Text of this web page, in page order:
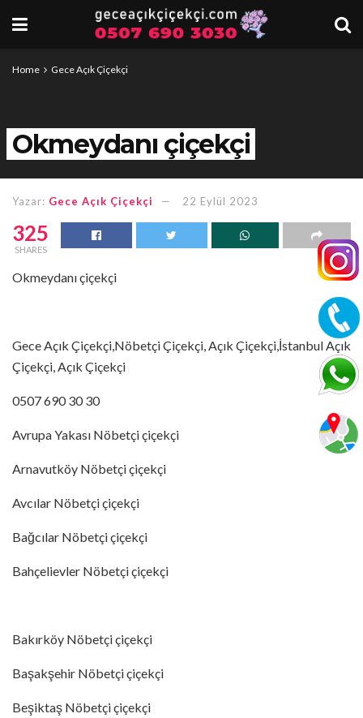
Home Gece Açık Çiçekçi
Okmeydanı çiçekçi
Yazar: Gece Açık Çiçekçi 22 Eylül 2023
325
SHARES
Okmeydanı çiçekçi
Gece Açık Çiçekçi,Nöbetçi Çiçekçi, Açık Çiçekçi,İstanbul Açık
Çiçekçi, Açık Çiçekçi
0507 690 30 30
Avrupa Yakası Nöbetçi çiçekçi
Arnavutköy Nöbetçi çiçekçi
Avcılar Nöbetçi çiçekçi
Bağcılar Nöbetçi çiçekçi
Bahçelievler Nöbetçi çiçekçi
Bakırköy Nöbetçi çiçekçi
Başakşehir Nöbetçi çiçekçi
Beşiktaş Nöbetçi çiçekçi